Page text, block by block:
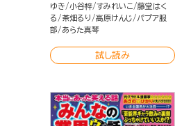
ゆき
小谷梓 すみれいこ
藤堂はく
る
茶畑るり 高原けんじ
パプア服
部
あらた真琴
試し読み